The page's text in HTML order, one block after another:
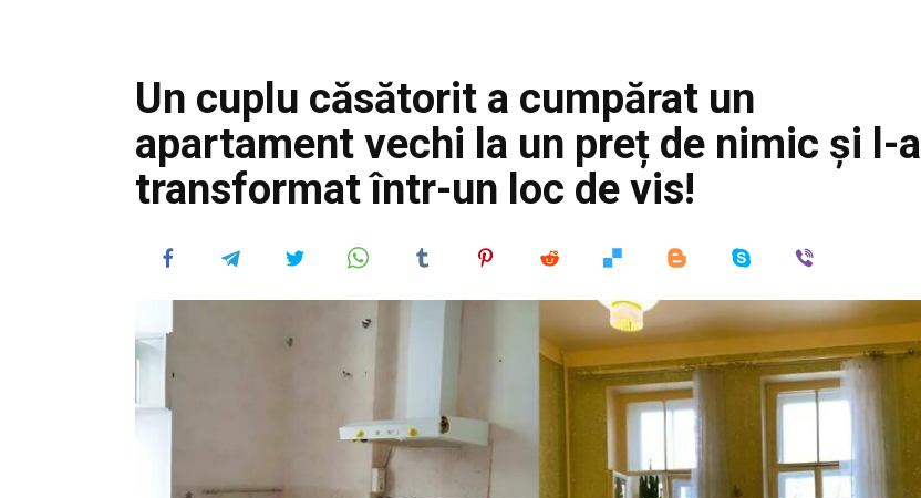
Un cuplu căsătorit a cumpărat un
apartament vechi la un preț de nimic și l-a
transformat într-un loc de vis!